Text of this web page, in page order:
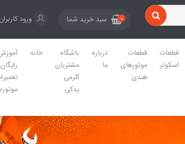
0 سبد خرید شما ورود
قطعات
اسکوتر
قطعات
موتورهای
هندی
درباره
ما
باشگاه
مشتریان
اکرمی
یدکی
خانه
رایگان